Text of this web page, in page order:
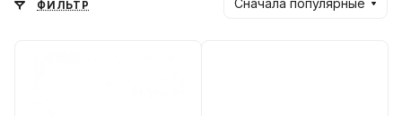
ФИЛЬТР Сначала популярные